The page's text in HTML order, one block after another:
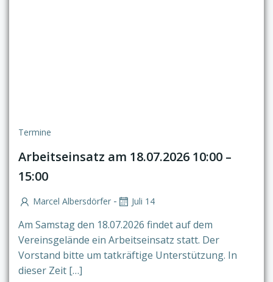
Termine
Arbeitseinsatz am 18.07.2026 10:00 –
15:00
Marcel Albersdörfer - Juli 14
Am Samstag den 18.07.2026 findet auf dem
Vereinsgelände ein Arbeitseinsatz statt. Der
Vorstand bitte um tatkräftige Unterstützung. In
dieser Zeit […]